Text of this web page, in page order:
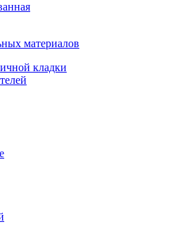
материалов
кладки